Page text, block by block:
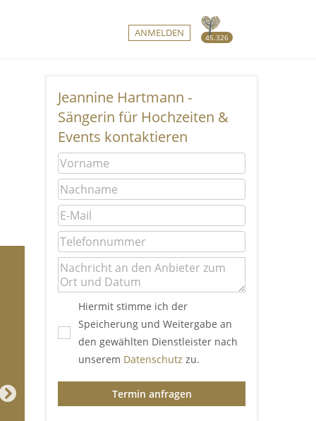
45.326
ANMELDEN
Jeannine Hartmann -
Sängerin für Hochzeiten &
Events kontaktieren
Hiermit stimme ich der
Speicherung und Weitergabe an
den gewählten Dienstleister nach
unserem Datenschutz zu.
Termin anfragen